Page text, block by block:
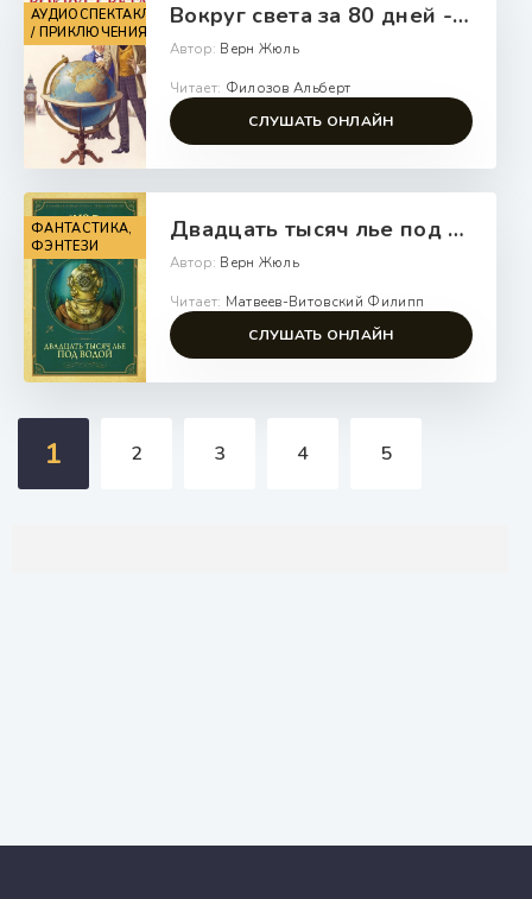
АУДИОСПЕКТАКЛЬ
/ ПРИКЛЮЧЕНИЯ
Вокруг света за 80 дней - Жюль Верн
Автор: Верн Жюль
Читает: Филозов Альберт
СЛУШАТЬ ОНЛАЙН
ФАНТАСТИКА,
ФЭНТЕЗИ
Двадцать тысяч лье под водой - Жюль Верн
Автор: Верн Жюль
Читает: Матвеев-Витовский Филипп
СЛУШАТЬ ОНЛАЙН
1 2 3 4 5